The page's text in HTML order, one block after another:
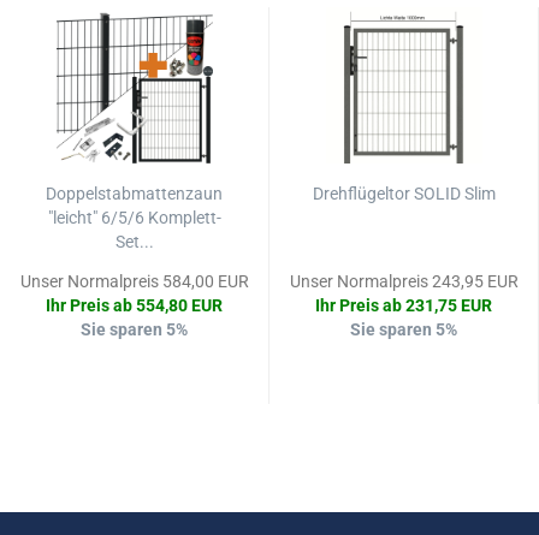
Doppelstabmattenzaun
"leicht" 6/5/6 Komplett-
Set...
Unser Normalpreis 584,00 EUR
Ihr Preis ab 554,80 EUR
Sie sparen 5%
Drehflügeltor SOLID Slim
Unser Normalpreis 243,95 EUR
Ihr Preis ab 231,75 EUR
Sie sparen 5%